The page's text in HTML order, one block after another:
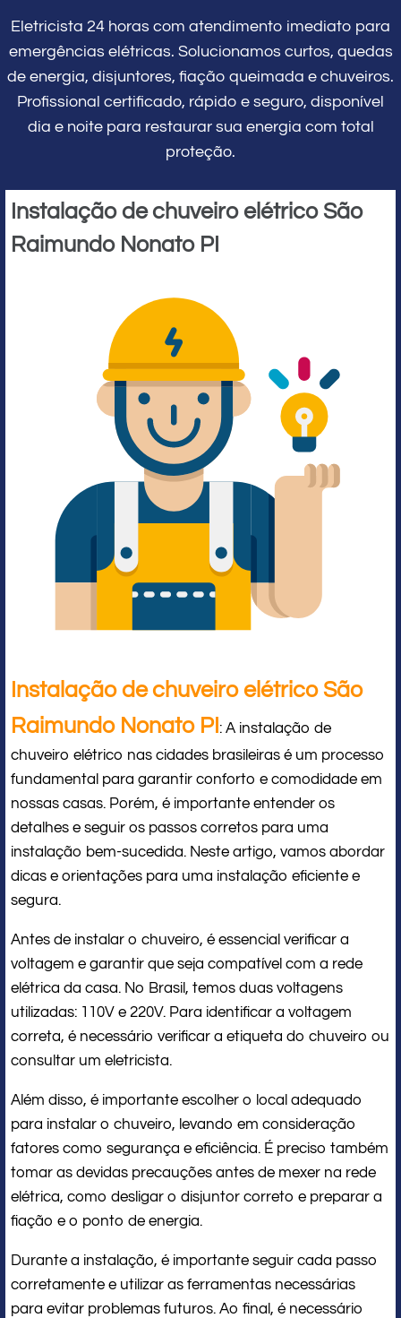
Eletricista 24 horas com atendimento imediato para
emergências elétricas. Solucionamos curtos, quedas
de energia, disjuntores, fiação queimada e chuveiros.
Profissional certificado, rápido e seguro, disponível
dia e noite para restaurar sua energia com total
proteção.
Instalação de chuveiro elétrico São
Raimundo Nonato PI
Instalação de chuveiro elétrico São
Raimundo Nonato PI : A instalação de
chuveiro elétrico nas cidades brasileiras é um processo
fundamental para garantir conforto e comodidade em
nossas casas. Porém, é importante entender os
detalhes e seguir os passos corretos para uma
instalação bem-sucedida. Neste artigo, vamos abordar
dicas e orientações para uma instalação eficiente e
segura.
Antes de instalar o chuveiro, é essencial verificar a
voltagem e garantir que seja compatível com a rede
elétrica da casa. No Brasil, temos duas voltagens
utilizadas: 110V e 220V. Para identificar a voltagem
correta, é necessário verificar a etiqueta do chuveiro ou
consultar um eletricista.
Além disso, é importante escolher o local adequado
para instalar o chuveiro, levando em consideração
fatores como segurança e eficiência. É preciso também
tomar as devidas precauções antes de mexer na rede
elétrica, como desligar o disjuntor correto e preparar a
fiação e o ponto de energia.
Durante a instalação, é importante seguir cada passo
corretamente e utilizar as ferramentas necessárias
para evitar problemas futuros. Ao final, é necessário